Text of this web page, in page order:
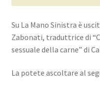
Su La Mano Sinistra è
Zabonati, traduttrice di
sessuale della carne” di
La potete ascoltare al